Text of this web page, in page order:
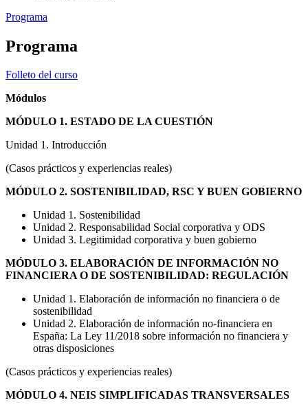
Programa
Programa
Folleto del curso
Módulos
MÓDULO 1. ESTADO DE LA CUESTIÓN
Unidad 1. Introducción
(Casos prácticos y experiencias reales)
MÓDULO 2. SOSTENIBILIDAD, RSC Y BUEN GOBIERNO
Unidad 1. Sostenibilidad
Unidad 2. Responsabilidad Social corporativa y ODS
Unidad 3. Legitimidad corporativa y buen gobierno
MÓDULO 3. ELABORACIÓN DE INFORMACIÓN NO
FINANCIERA O DE SOSTENIBILIDAD: REGULACIÓN
Unidad 1. Elaboración de información no financiera o de
sostenibilidad
Unidad 2. Elaboración de información no-financiera en
España: La Ley 11/2018 sobre información no financiera y
otras disposiciones
(Casos prácticos y experiencias reales)
MÓDULO 4. NEIS SIMPLIFICADAS TRANSVERSALES